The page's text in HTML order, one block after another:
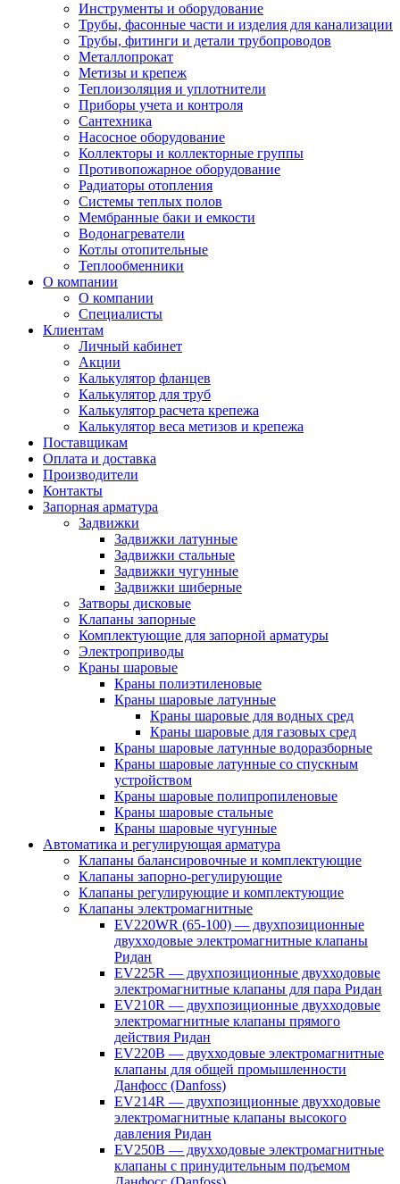
Инструменты и оборудование
Трубы, фасонные части и изделия для канализации
Трубы, фитинги и детали трубопроводов
Металлопрокат
Метизы и крепеж
Теплоизоляция и уплотнители
Приборы учета и контроля
Сантехника
Насосное оборудование
Коллекторы и коллекторные группы
Противопожарное оборудование
Радиаторы отопления
Системы теплых полов
Мембранные баки и емкости
Водонагреватели
Котлы отопительные
Теплообменники
О компании
О компании
Специалисты
Клиентам
Личный кабинет
Акции
Калькулятор фланцев
Калькулятор для труб
Калькулятор расчета крепежа
Калькулятор веса метизов и крепежа
Поставщикам
Оплата и доставка
Производители
Контакты
Запорная арматура
Задвижки
Задвижки латунные
Задвижки стальные
Задвижки чугунные
Задвижки шиберные
Затворы дисковые
Клапаны запорные
Комплектующие для запорной арматуры
Электроприводы
Краны шаровые
Краны полиэтиленовые
Краны шаровые латунные
Краны шаровые для водных сред
Краны шаровые для газовых сред
Краны шаровые латунные водоразборные
Краны шаровые латунные со спускным
устройством
Краны шаровые полипропиленовые
Краны шаровые стальные
Краны шаровые чугунные
Автоматика и регулирующая арматура
Клапаны балансировочные и комплектующие
Клапаны запорно-регулирующие
Клапаны регулирующие и комплектующие
Клапаны электромагнитные
EV220WR (65-100) — двухпозиционные
двухходовые электромагнитные клапаны
Ридан
EV225R — двухпозиционные двухходовые
электромагнитные клапаны для пара Ридан
EV210R — двухпозиционные двухходовые
электромагнитные клапаны прямого
действия Ридан
EV220B — двухходовые электромагнитные
клапаны для общей промышленности
Данфосс (Danfoss)
EV214R — двухпозиционные двухходовые
электромагнитные клапаны высокого
давления Ридан
EV250B — двухходовые электромагнитные
клапаны с принудительным подъемом